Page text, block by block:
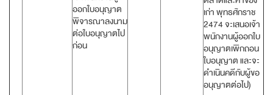
ออกใบอนุญาต
พิจารณาลงนาม
ต่อใบอนุญาตไป
ก่อน
เก่า พุทธศักราช
2474 จะเสนอเจ้า
พนักงานผู้ออกใบ
อนุญาตเพิกถอน
ใบอนุญาต และจะ
ดำเนินคดีกับผู้ขอ
อนุญาตต่อไป)